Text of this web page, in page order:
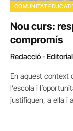
COMUNITAT
Nou curs:
compromís
Redacció -
En aquest context
l’escola i
justifiquen, a ella i